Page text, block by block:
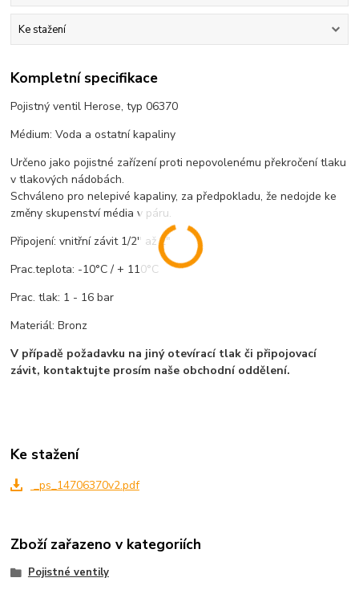
Ke stažení
Kompletní specifikace
Pojistný ventil Herose, typ 06370
Médium: Voda a ostatní kapaliny
Určeno jako pojistné zařízení proti nepovolenému překročení tlaku
v tlakových nádobách.
Schváleno pro nelepivé kapaliny, za předpokladu, že nedojde ke
změny skupenství média v páru.
Připojení: vnitřní závit 1/2" až 2"
Prac.teplota: -10°C / + 110°C
Prac. tlak: 1 - 16 bar
Materiál: Bronz
V případě požadavku na jiný otevírací tlak či připojovací
závit, kontaktujte prosím naše obchodní oddělení.
Ke stažení
_ps_14706370v2.pdf
Zboží zařazeno v kategoriích
Pojistné ventily